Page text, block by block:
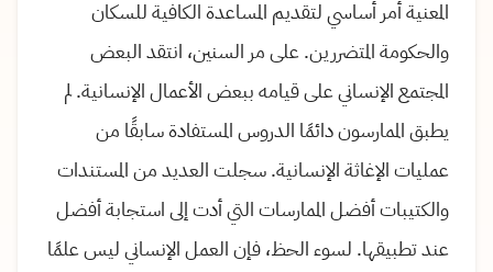
المعنية أمر أساسي لتقديم المساعدة الكافية للسكان
والحكومة المتضررين. على مر السنين، انتقد البعض
المجتمع الإنساني على قيامه ببعض الأعمال الإنسانية. لم
يطبق الممارسون دائمًا الدروس المستفادة سابقًا من
عمليات الإغاثة الإنسانية. سجلت العديد من المستندات
والكتيبات أفضل الممارسات التي أدت إلى استجابة أفضل
عند تطبيقها. لسوء الحظ، فإن العمل الإنساني ليس علمًا